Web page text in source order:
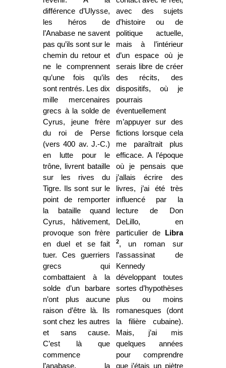
différence d’Ulysse,
les héros de
l’Anabase ne savent
pas qu’ils sont sur le
chemin du retour et
ne le comprennent
qu’une fois qu’ils
sont rentrés. Les dix
mille mercenaires
grecs à la solde de
Cyrus, jeune frère
du roi de Perse
(vers 400 av. J.-C.)
en lutte pour le
trône, livrent bataille
sur les rives du
Tigre. Ils sont sur le
point de remporter
la bataille quand
Cyrus, hâtivement,
provoque son frère
en duel et se fait
tuer. Ces guerriers
grecs qui
combattaient à la
solde d’un barbare
n’ont plus aucune
raison d’être là. Ils
sont chez les autres
et sans cause.
C’est là que
commence
l’anabase, la
avec des sujets
d’histoire ou de
politique actuelle,
mais à l’intérieur
d’un espace où je
serais libre de créer
des récits, des
dispositifs, où je
pourrais
éventuellement
m’appuyer sur des
fictions lorsque cela
me paraîtrait plus
efficace. A l’époque
où je pensais que
j’allais écrire des
livres, j’ai été très
influencé par la
lecture de Don
DeLillo, en
particulier de Libra
2, un roman sur
l’assassinat de
Kennedy
développant toutes
sortes d’hypothèses
plus ou moins
romanesques (dont
la filière cubaine).
Mais, j’ai mis
quelques années
pour comprendre
que j’étais un piètre